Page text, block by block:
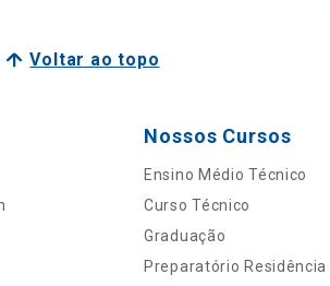
Voltar ao topo
Nossos Cursos
Ensino Médio Técnico
Curso Técnico
Graduação
Preparatório Residência